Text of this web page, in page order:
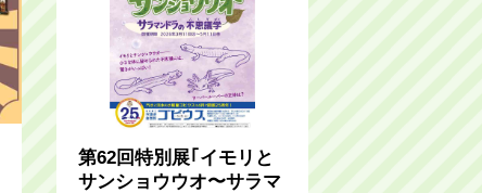
第62回特別展｢イモリと
サンショウウオ〜サラマ